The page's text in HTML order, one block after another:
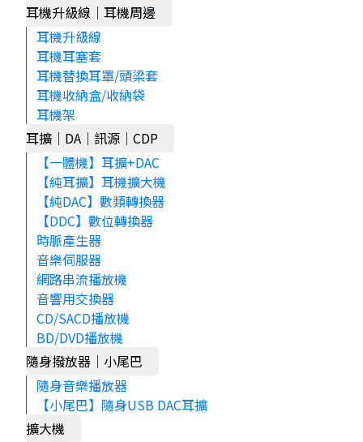
耳機升級線｜耳機周邊
耳機升級線
耳機耳塞套
耳機替換耳罩/頭梁套
耳機收納盒/收納袋
耳機架
耳擴｜DA｜訊源｜CDP
【一體機】耳擴+DAC
【純耳擴】耳機擴大機
【純DAC】數類轉換器
【DDC】數位轉換器
時脈產生器
音樂伺服器
網路串流播放機
音響用交換器
CD/SACD播放機
BD/DVD播放機
隨身撥放器｜小尾巴
隨身音樂播放器
【小尾巴】隨身USB DAC耳擴
擴大機